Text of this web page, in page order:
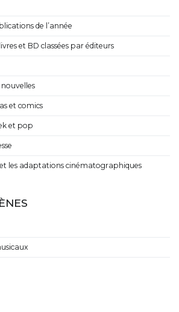
de l’année
et BD classées par éditeurs
et comics
et pop
les adaptations cinématographiques